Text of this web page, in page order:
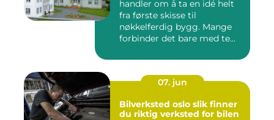
handler om å ta en idé helt
fra første skisse til
nøkkelferdig bygg. Mange
forbinder det bare med te...
07. jun
Bilverksted oslo slik finner
du riktig verksted for bilen